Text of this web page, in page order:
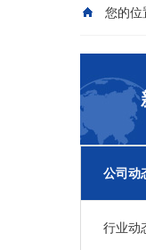
您的位
公司动
行业动